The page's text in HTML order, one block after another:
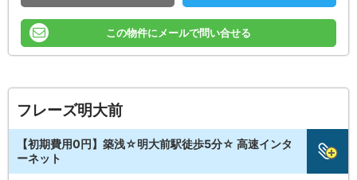
この物件にメールで問い合せる
フレーズ明大前
【初期費用0円】築浅☆明大前駅徒歩5分☆ 高速インタ
ーネット